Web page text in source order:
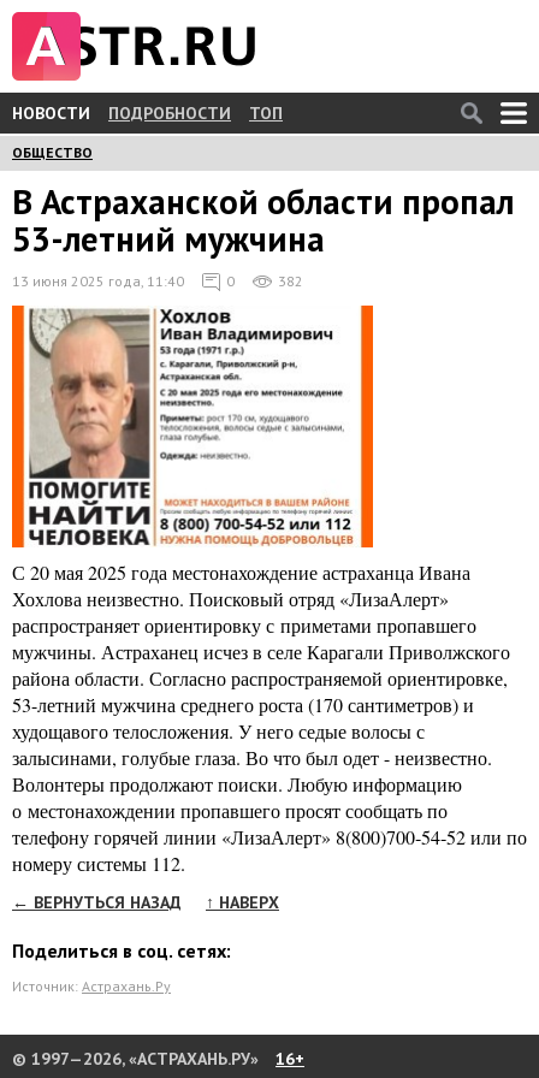
НОВОСТИ ПОДРОБНОСТИ ТОП
ОБЩЕСТВО
В Астраханской области пропал
53-летний мужчина
13 июня 2025 года, 11:40 0 382
С 20 мая 2025 года местонахождение астраханца Ивана
Хохлова неизвестно. Поисковый отряд «ЛизаАлерт»
распространяет ориентировку с приметами пропавшего
мужчины. Астраханец исчез в селе Карагали Приволжского
района области. Согласно распространяемой ориентировке,
53-летний мужчина среднего роста (170 сантиметров) и
худощавого телосложения. У него седые волосы с
залысинами, голубые глаза. Во что был одет - неизвестно.
Волонтеры продолжают поиски. Любую информацию
о местонахождении пропавшего просят сообщать по
телефону горячей линии «ЛизаАлерт» 8(800)700‐54‐52 или по
номеру системы 112.
← ВЕРНУТЬСЯ НАЗАД ↑ НАВЕРХ
Поделиться в соц. сетях:
Источник: Астрахань.Ру
© 1997—2026, «АСТРАХАНЬ.РУ» 16+